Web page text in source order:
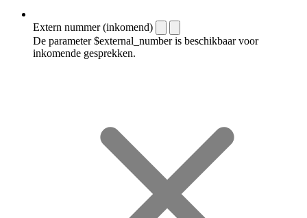
Extern nummer (inkomend)
De parameter $external_number is beschikbaar voor
inkomende gesprekken.